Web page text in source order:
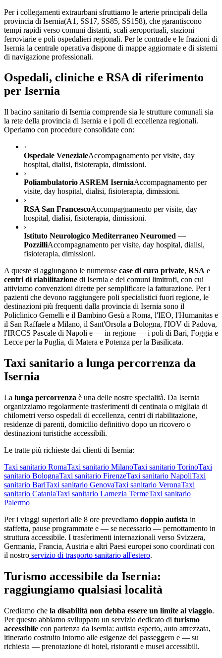
Per i collegamenti extraurbani sfruttiamo le arterie principali della
provincia di Isernia(A1, SS17, SS85, SS158), che garantiscono
tempi rapidi verso comuni distanti, scali aeroportuali, stazioni
ferroviarie e poli ospedalieri regionali. Per le contrade e le frazioni di
Isernia la centrale operativa dispone di mappe aggiornate e di sistemi
di navigazione professionali.
Ospedali, cliniche e RSA di riferimento
per Isernia
Il bacino sanitario di Isernia comprende sia le strutture comunali sia
la rete della provincia di Isernia e i poli di eccellenza regionali.
Operiamo con procedure consolidate con:
›
Ospedale VenezialeAccompagnamento per visite, day
hospital, dialisi, fisioterapia, dimissioni.
›
Poliambulatorio ASREM IserniaAccompagnamento per
visite, day hospital, dialisi, fisioterapia, dimissioni.
›
RSA San FrancescoAccompagnamento per visite, day
hospital, dialisi, fisioterapia, dimissioni.
›
Istituto Neurologico Mediterraneo Neuromed —
PozzilliAccompagnamento per visite, day hospital, dialisi,
fisioterapia, dimissioni.
A queste si aggiungono le numerose case di cura private, RSA e
centri di riabilitazione di Isernia e dei comuni limitrofi, con cui
attiviamo convenzioni dirette per semplificare la fatturazione. Per i
pazienti che devono raggiungere poli specialistici fuori regione, le
destinazioni più frequenti dalla provincia di Isernia sono il
Policlinico Gemelli e il Bambino Gesù a Roma, l'IEO, l'Humanitas e
il San Raffaele a Milano, il Sant'Orsola a Bologna, l'IOV di Padova,
l'IRCCS Pascale di Napoli e — in regione — i poli di Bari, Foggia e
Lecce per la Puglia, di Matera e Potenza per la Basilicata.
Taxi sanitario a lunga percorrenza da
Isernia
La lunga percorrenza è una delle nostre specialità. Da Isernia
organizziamo regolarmente trasferimenti di centinaia o migliaia di
chilometri verso ospedali di eccellenza, centri di riabilitazione,
residenze di parenti, domicilio definitivo dopo un ricovero o
destinazioni turistiche accessibili.
Le tratte più richieste dai clienti di Isernia:
Taxi sanitario RomaTaxi sanitario MilanoTaxi sanitario TorinoTaxi
sanitario BolognaTaxi sanitario FirenzeTaxi sanitario NapoliTaxi
sanitario BariTaxi sanitario GenovaTaxi sanitario VeronaTaxi
sanitario CataniaTaxi sanitario Lamezia TermeTaxi sanitario
Palermo
Per i viaggi superiori alle 8 ore prevediamo doppio autista in
staffetta, pause programmate e — se necessario — pernottamento in
struttura accessibile. I trasferimenti internazionali verso Svizzera,
Germania, Francia, Austria e altri Paesi europei sono coordinati con
il nostro servizio di trasporto sanitario all'estero.
Turismo accessibile da Isernia:
raggiungiamo qualsiasi località
Crediamo che la disabilità non debba essere un limite al viaggio.
Per questo abbiamo sviluppato un servizio dedicato di turismo
accessibile con partenza da Isernia: autista esperto, auto attrezzata,
itinerario costruito intorno alle esigenze del passeggero e — su
richiesta — prenotazione di hotel, ristoranti e musei accessibili.